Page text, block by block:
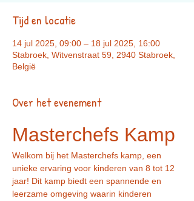
Tijd en locatie
14 jul 2025, 09:00 – 18 jul 2025, 16:00
Stabroek, Witvenstraat 59, 2940 Stabroek,
België
Over het evenement
Masterchefs Kamp
Welkom bij het Masterchefs kamp, een
unieke ervaring voor kinderen van 8 tot 12
jaar! Dit kamp biedt een spannende en
leerzame omgeving waarin kinderen